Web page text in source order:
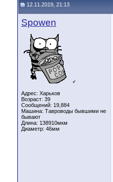
12.11.2019, 21:13
Spowen
♂
Адрес: Харьков
Возраст: 39
Сообщений: 19,884
Машина: Тавроводы бывшими не
бывают
Длина: 138910мкм
Диаметр: 46мм